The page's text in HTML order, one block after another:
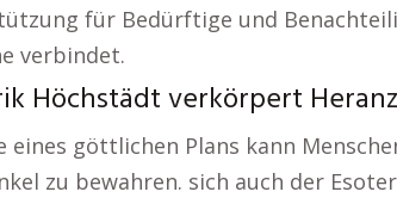
für Bedürftige und
verbindet.
Höchstädt verkörpert
eines göttlichen Plans kann
zu bewahren. sich auch der